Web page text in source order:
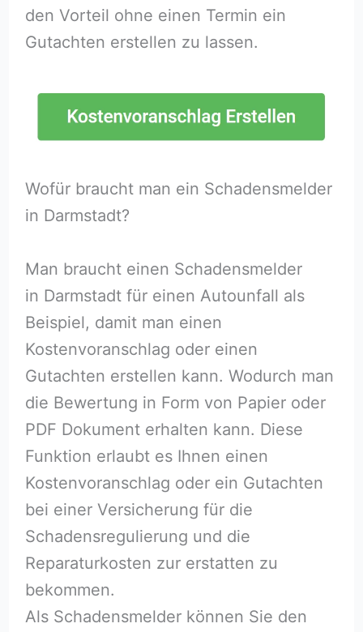
den Vorteil ohne einen Termin ein
Gutachten erstellen zu lassen.
Wofür braucht man ein Schadensmelder
in Darmstadt?
Man braucht einen Schadensmelder
in Darmstadt für einen Autounfall als
Beispiel, damit man einen
Kostenvoranschlag oder einen
Gutachten erstellen kann. Wodurch man
die Bewertung in Form von Papier oder
PDF Dokument erhalten kann. Diese
Funktion erlaubt es Ihnen einen
Kostenvoranschlag oder ein Gutachten
bei einer Versicherung für die
Schadensregulierung und die
Reparaturkosten zur erstatten zu
bekommen.
Als Schadensmelder können Sie den